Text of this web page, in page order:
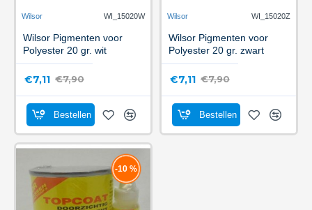
Wilsor WI_15020W
Wilsor Pigmenten voor
Polyester 20 gr. wit
€7,11 €7,90
Bestellen
Wilsor WI_15020Z
Wilsor Pigmenten voor
Polyester 20 gr. zwart
€7,11 €7,90
Bestellen
-10 %